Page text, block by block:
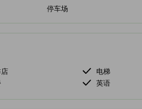
停车场
电梯
英语